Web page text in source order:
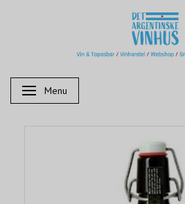
Skifte navigation
Menu